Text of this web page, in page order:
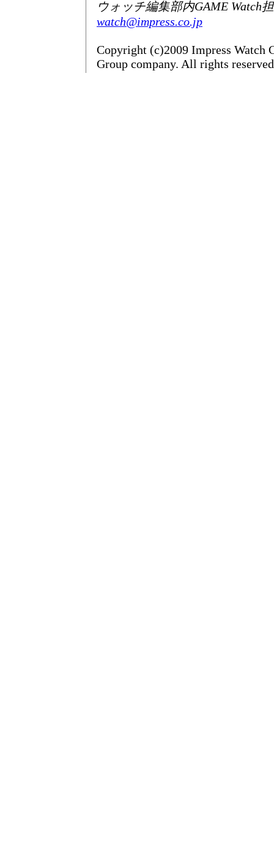
ウォッチ編集部内GAME Watch
watch@impress.co.jp
Copyright (c)2009 Impress Watch
Group company. All rights